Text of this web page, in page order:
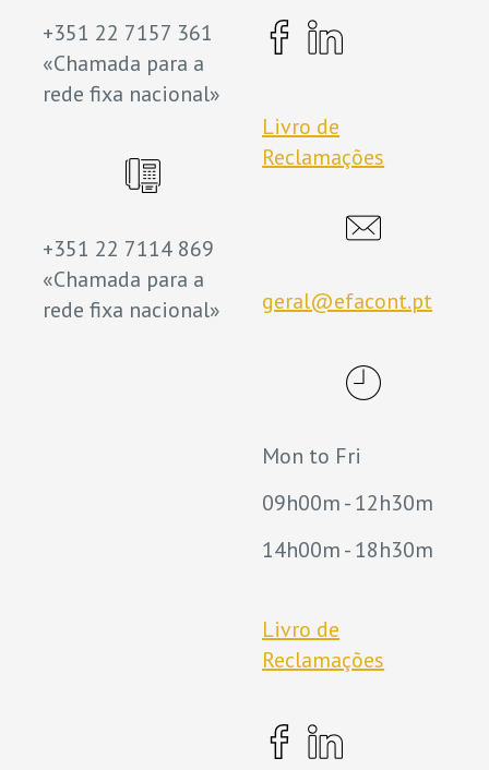
+351 22 7157 361
«Chamada para a
rede fixa nacional»
+351 22 7114 869
«Chamada para a
rede fixa nacional»
Livro de
Reclamações
geral@efacont.pt
Mon to Fri
09h00m - 12h30m
14h00m - 18h30m
Livro de
Reclamações